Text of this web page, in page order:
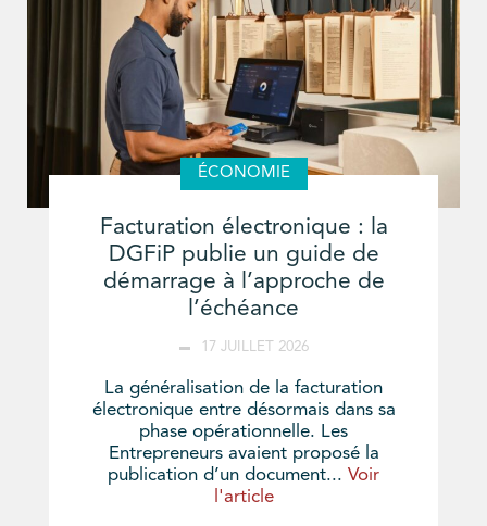
ÉCONOMIE
Facturation électronique : la
DGFiP publie un guide de
démarrage à l’approche de
l’échéance
17 JUILLET 2026
La généralisation de la facturation
électronique entre désormais dans sa
phase opérationnelle. Les
Entrepreneurs avaient proposé la
publication d’un document... Voir
l'article